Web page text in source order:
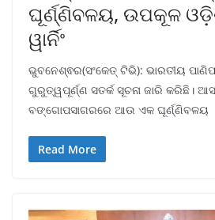
ଘୂର୍ଣ୍ଣିବଳୟ, ଉପକୂଳ
ୱାର୍ନିଂ
ଭୁବନେଶ୍ଵର(ସଂକେତ୍ ଟିଭି): ଭାରତୀୟ
ଗୁରୁତ୍ୱପୂର୍ଣ୍ଣ ସତର୍କ ସୂଚନା ଜାରି କରିଛି।
ବଙ୍ଗୋପସାଗରରେ ଆଉ ଏକ ଘୂର୍ଣ୍ଣିବଳୟ
Read More